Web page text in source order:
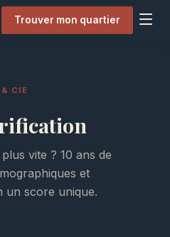
Trouver mon quartier
CIE
vite ? 10 ans de
et
un score unique.